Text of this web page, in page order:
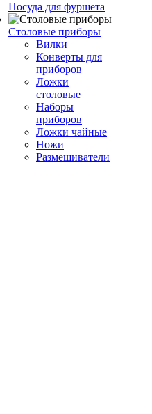
Посуда для фуршета
Столовые приборы
Вилки
Конверты для
приборов
Ложки
столовые
Наборы
приборов
Ложки чайные
Ножи
Размешиватели